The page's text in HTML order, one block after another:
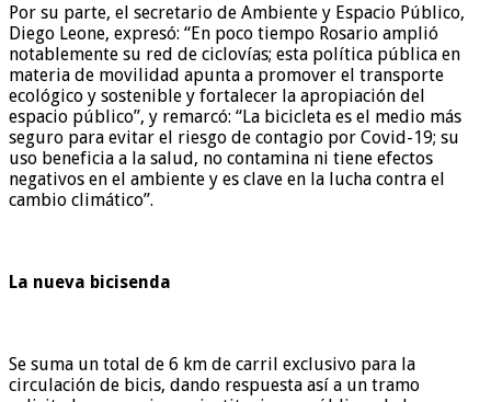
Por su parte, el secretario de Ambiente y Espacio Público,
Diego Leone, expresó: “En poco tiempo Rosario amplió
notablemente su red de ciclovías; esta política pública en
materia de movilidad apunta a promover el transporte
ecológico y sostenible y fortalecer la apropiación del
espacio público”, y remarcó: “La bicicleta es el medio más
seguro para evitar el riesgo de contagio por Covid-19; su
uso beneficia a la salud, no contamina ni tiene efectos
negativos en el ambiente y es clave en la lucha contra el
cambio climático”.
La nueva bicisenda
Se suma un total de 6 km de carril exclusivo para la
circulación de bicis, dando respuesta así a un tramo